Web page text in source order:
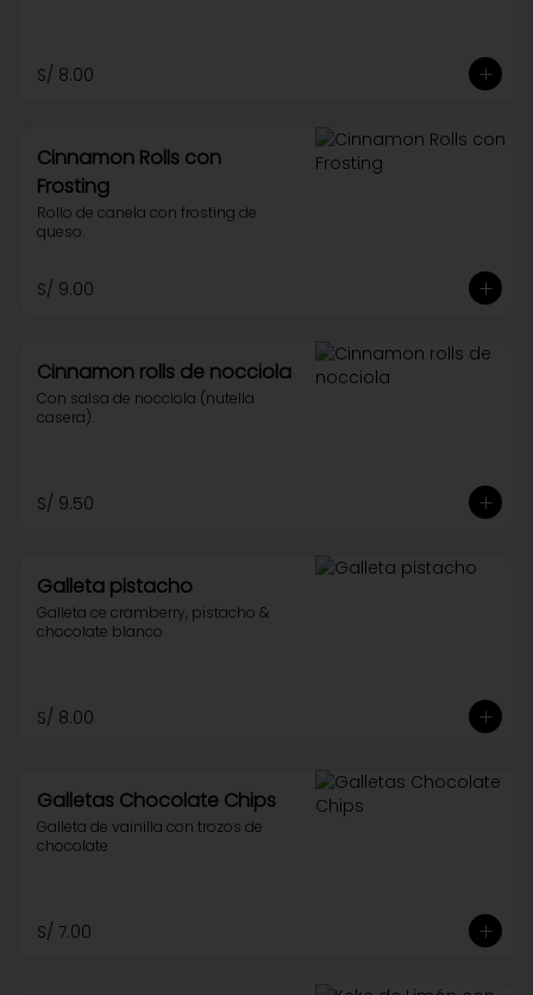
S/ 8.00
Cinnamon Rolls con
Frosting
Rollo de canela con frosting de
queso.
S/ 9.00
Cinnamon rolls de nocciola
Con salsa de nocciola (nutella
casera).
S/ 9.50
Galleta pistacho
Galleta ce cramberry, pistacho &
chocolate blanco
S/ 8.00
Galletas Chocolate Chips
Galleta de vainilla con trozos de
chocolate
S/ 7.00